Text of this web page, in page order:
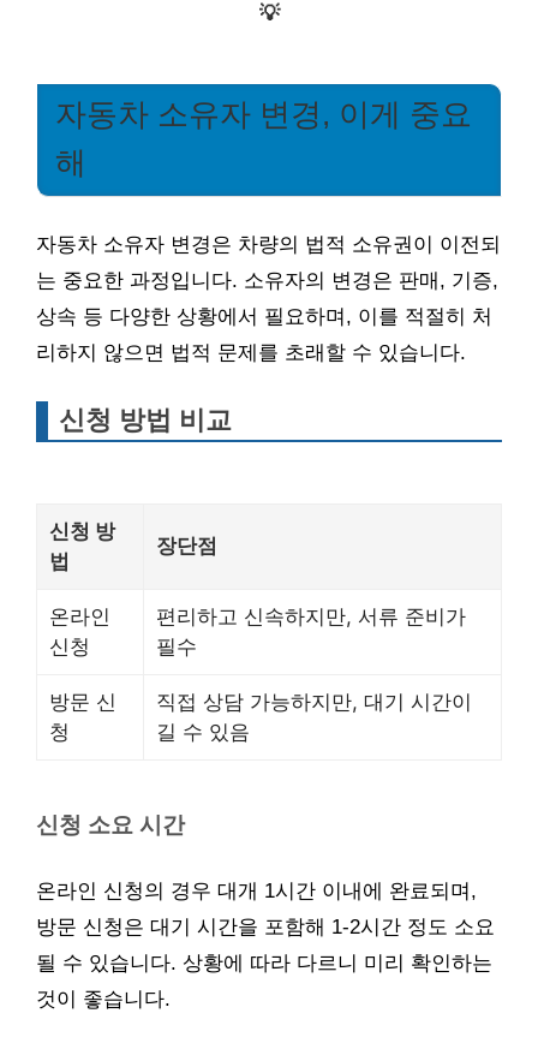
💡
자동차 소유자 변경, 이게 중요
해
자동차 소유자 변경은 차량의 법적 소유권이 이전되
는 중요한 과정입니다. 소유자의 변경은 판매, 기증,
상속 등 다양한 상황에서 필요하며, 이를 적절히 처
리하지 않으면 법적 문제를 초래할 수 있습니다.
신청 방법 비교
신청 방
법
장단점
온라인
신청
편리하고 신속하지만, 서류 준비가
필수
방문 신
청
직접 상담 가능하지만, 대기 시간이
길 수 있음
신청 소요 시간
온라인 신청의 경우 대개 1시간 이내에 완료되며,
방문 신청은 대기 시간을 포함해 1-2시간 정도 소요
될 수 있습니다. 상황에 따라 다르니 미리 확인하는
것이 좋습니다.